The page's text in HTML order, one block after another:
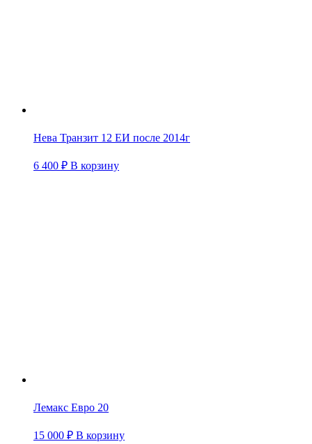
Нева Транзит 12 ЕИ после 2014г
6 400 ₽ В корзину
Лемакс Евро 20
15 000 ₽ В корзину